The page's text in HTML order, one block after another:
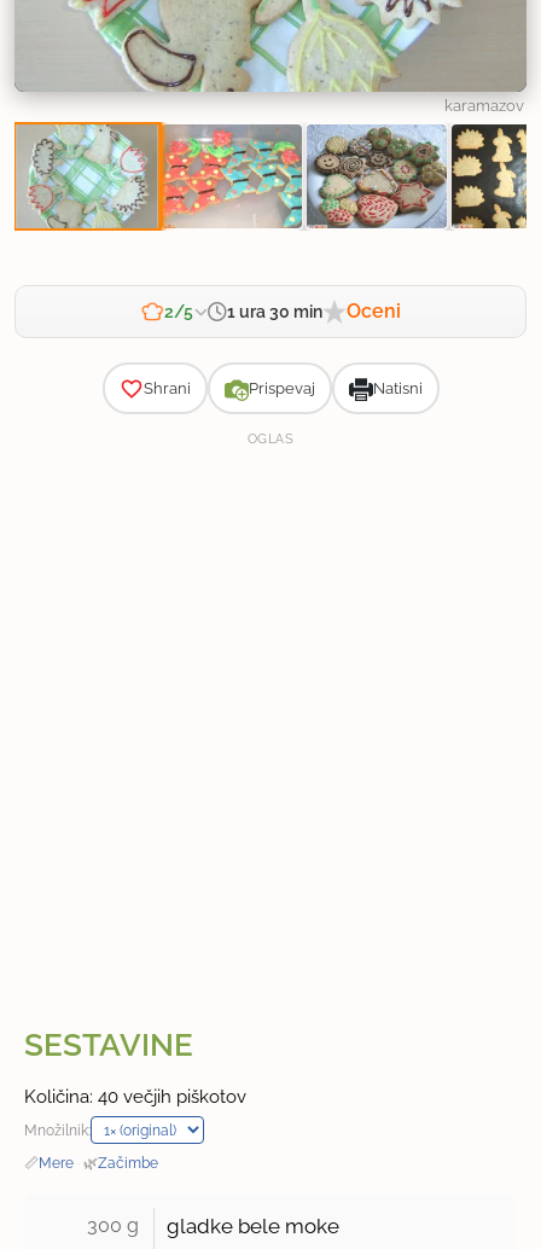
karamazov
2/5 1 ura 30 min Oceni
Shrani Prispevaj Natisni
OGLAS
SESTAVINE
Količina: 40 večjih piškotov
Množilnik:
📏Mere · 🌿Začimbe
300 g gladke bele moke